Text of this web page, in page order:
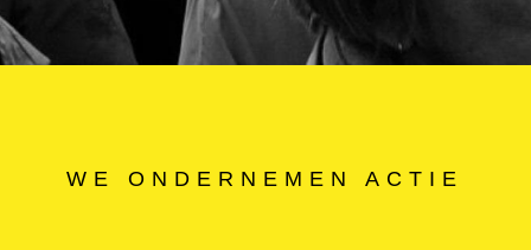
WE ONDERNEMEN ACTIE